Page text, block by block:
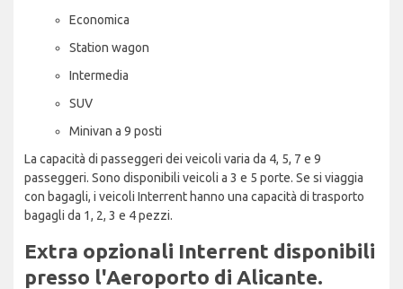
Economica
Station wagon
Intermedia
SUV
Minivan a 9 posti
La capacità di passeggeri dei veicoli varia da 4, 5, 7 e 9
passeggeri. Sono disponibili veicoli a 3 e 5 porte. Se si viaggia
con bagagli, i veicoli Interrent hanno una capacità di trasporto
bagagli da 1, 2, 3 e 4 pezzi.
Extra opzionali Interrent disponibili
presso l'Aeroporto di Alicante.